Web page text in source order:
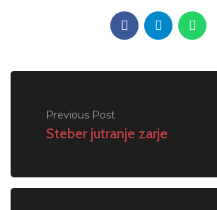
Previous Post
Steber jutranje zarje